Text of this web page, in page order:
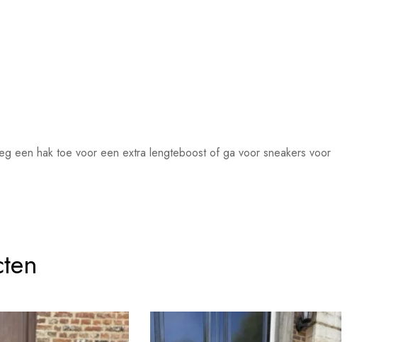
een hak toe voor een extra lengteboost of ga voor sneakers voor